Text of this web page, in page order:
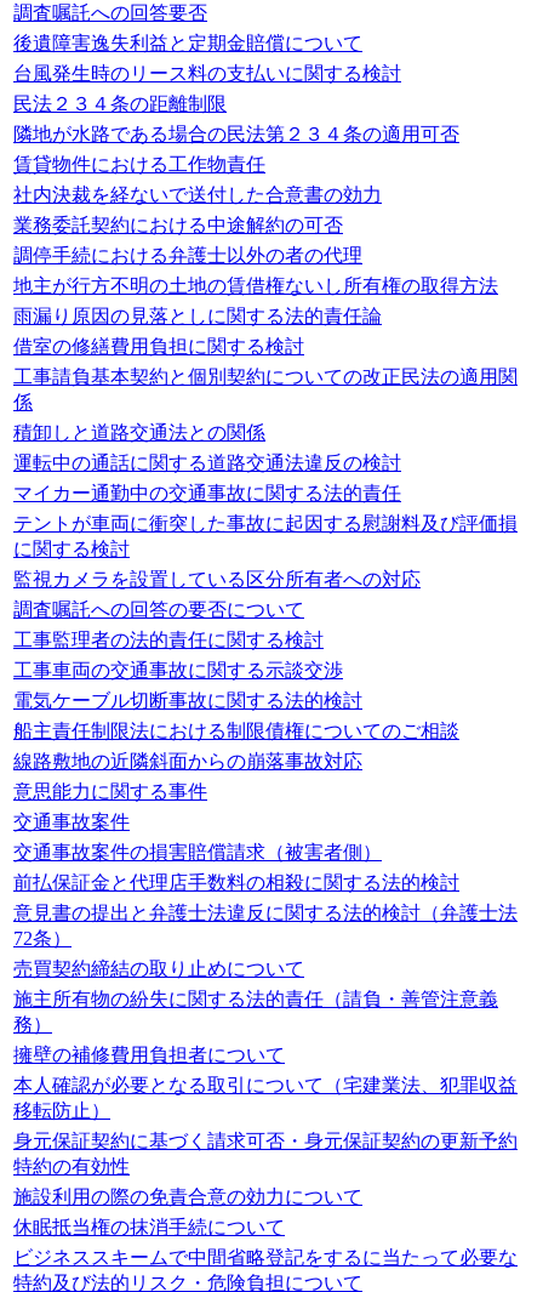
調査嘱託への回答要否
後遺障害逸失利益と定期金賠償について
台風発生時のリース料の支払いに関する検討
民法２３４条の距離制限
隣地が水路である場合の民法第２３４条の適用可否
賃貸物件における工作物責任
社内決裁を経ないで送付した合意書の効力
業務委託契約における中途解約の可否
調停手続における弁護士以外の者の代理
地主が行方不明の土地の賃借権ないし所有権の取得方法
雨漏り原因の見落としに関する法的責任論
借室の修繕費用負担に関する検討
工事請負基本契約と個別契約についての改正民法の適用関
係
積卸しと道路交通法との関係
運転中の通話に関する道路交通法違反の検討
マイカー通勤中の交通事故に関する法的責任
テントが車両に衝突した事故に起因する慰謝料及び評価損
に関する検討
監視カメラを設置している区分所有者への対応
調査嘱託への回答の要否について
工事監理者の法的責任に関する検討
工事車両の交通事故に関する示談交渉
電気ケーブル切断事故に関する法的検討
船主責任制限法における制限債権についてのご相談
線路敷地の近隣斜面からの崩落事故対応
意思能力に関する事件
交通事故案件
交通事故案件の損害賠償請求（被害者側）
前払保証金と代理店手数料の相殺に関する法的検討
意見書の提出と弁護士法違反に関する法的検討（弁護士法
72条）
売買契約締結の取り止めについて
施主所有物の紛失に関する法的責任（請負・善管注意義
務）
擁壁の補修費用負担者について
本人確認が必要となる取引について（宅建業法、犯罪収益
移転防止）
身元保証契約に基づく請求可否・身元保証契約の更新予約
特約の有効性
施設利用の際の免責合意の効力について
休眠抵当権の抹消手続について
ビジネススキームで中間省略登記をするに当たって必要な
特約及び法的リスク・危険負担について